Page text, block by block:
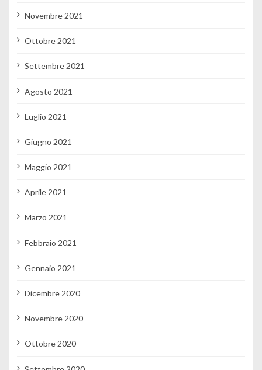
Novembre 2021
Ottobre 2021
Settembre 2021
Agosto 2021
Luglio 2021
Giugno 2021
Maggio 2021
Aprile 2021
Marzo 2021
Febbraio 2021
Gennaio 2021
Dicembre 2020
Novembre 2020
Ottobre 2020